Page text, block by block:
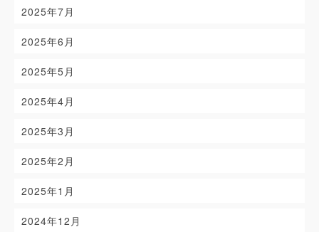
2025年7月
2025年6月
2025年5月
2025年4月
2025年3月
2025年2月
2025年1月
2024年12月